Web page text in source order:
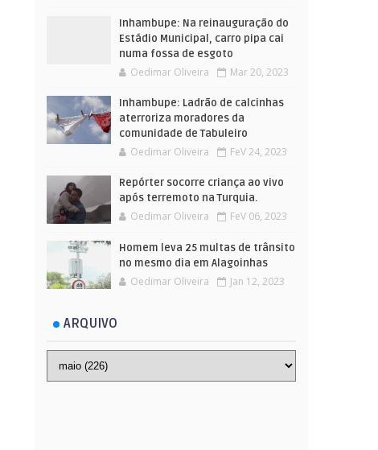
Inhambupe: Na reinauguração do
Estádio Municipal, carro pipa cai
numa fossa de esgoto
Oedimar Oliveira Mar 20, 2023
Inhambupe: Ladrão de calcinhas
aterroriza moradores da
comunidade de Tabuleiro
Oedimar Oliveira FeV 24, 2023
Repórter socorre criança ao vivo
após terremoto na Turquia.
Oedimar Oliveira FeV 06, 2023
Homem leva 25 multas de trânsito
no mesmo dia em Alagoinhas
Oedimar Oliveira Jan 12, 2023
ARQUIVO